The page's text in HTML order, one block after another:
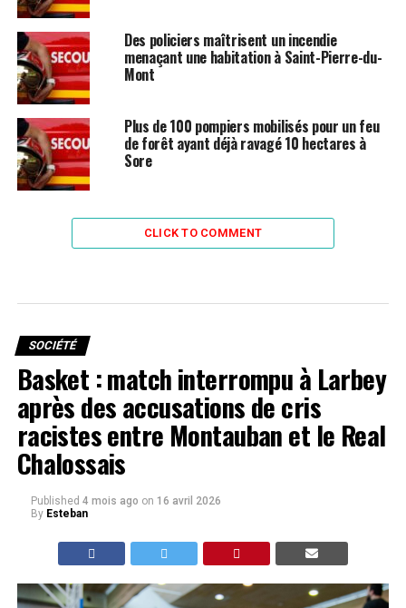
Des policiers maîtrisent un incendie
menaçant une habitation à Saint-Pierre-du-
Mont
Plus de 100 pompiers mobilisés pour un feu
de forêt ayant déjà ravagé 10 hectares à
Sore
CLICK TO COMMENT
SOCIÉTÉ
Basket : match interrompu à Larbey
après des accusations de cris
racistes entre Montauban et le Real
Chalossais
Published 4 mois ago on 16 avril 2026
By Esteban